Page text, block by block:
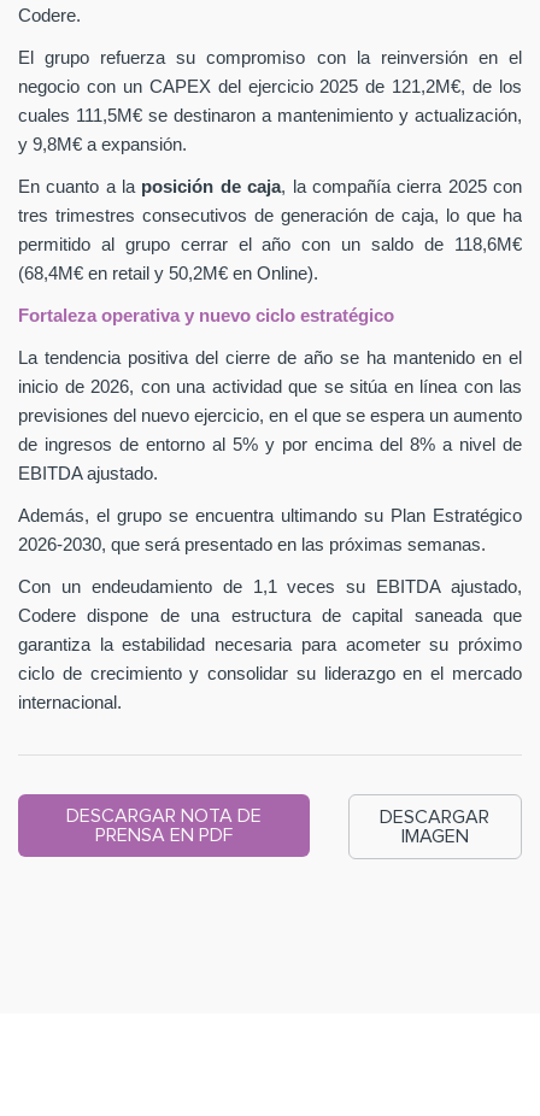
Codere.
El grupo refuerza su compromiso con la reinversión en el
negocio con un CAPEX del ejercicio 2025 de 121,2M€, de los
cuales 111,5M€ se destinaron a mantenimiento y actualización,
y 9,8M€ a expansión.
En cuanto a la posición de caja, la compañía cierra 2025 con
tres trimestres consecutivos de generación de caja, lo que ha
permitido al grupo cerrar el año con un saldo de 118,6M€
(68,4M€ en retail y 50,2M€ en Online).
Fortaleza operativa y nuevo ciclo estratégico
La tendencia positiva del cierre de año se ha mantenido en el
inicio de 2026, con una actividad que se sitúa en línea con las
previsiones del nuevo ejercicio, en el que se espera un aumento
de ingresos de entorno al 5% y por encima del 8% a nivel de
EBITDA ajustado.
Además, el grupo se encuentra ultimando su Plan Estratégico
2026-2030, que será presentado en las próximas semanas.
Con un endeudamiento de 1,1 veces su EBITDA ajustado,
Codere dispone de una estructura de capital saneada que
garantiza la estabilidad necesaria para acometer su próximo
ciclo de crecimiento y consolidar su liderazgo en el mercado
internacional.
DESCARGAR NOTA DE
PRENSA EN PDF
DESCARGAR
IMAGEN